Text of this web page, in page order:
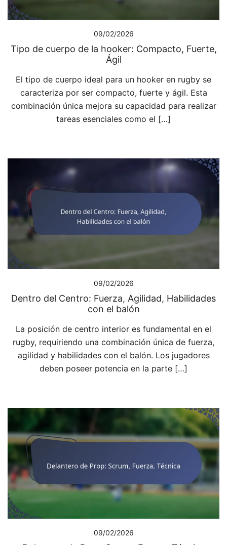
09/02/2026
Tipo de cuerpo de la hooker: Compacto, Fuerte,
Ágil
El tipo de cuerpo ideal para un hooker en rugby se
caracteriza por ser compacto, fuerte y ágil. Esta
combinación única mejora su capacidad para realizar
tareas esenciales como el […]
09/02/2026
Dentro del Centro: Fuerza, Agilidad, Habilidades
con el balón
La posición de centro interior es fundamental en el
rugby, requiriendo una combinación única de fuerza,
agilidad y habilidades con el balón. Los jugadores
deben poseer potencia en la parte […]
09/02/2026